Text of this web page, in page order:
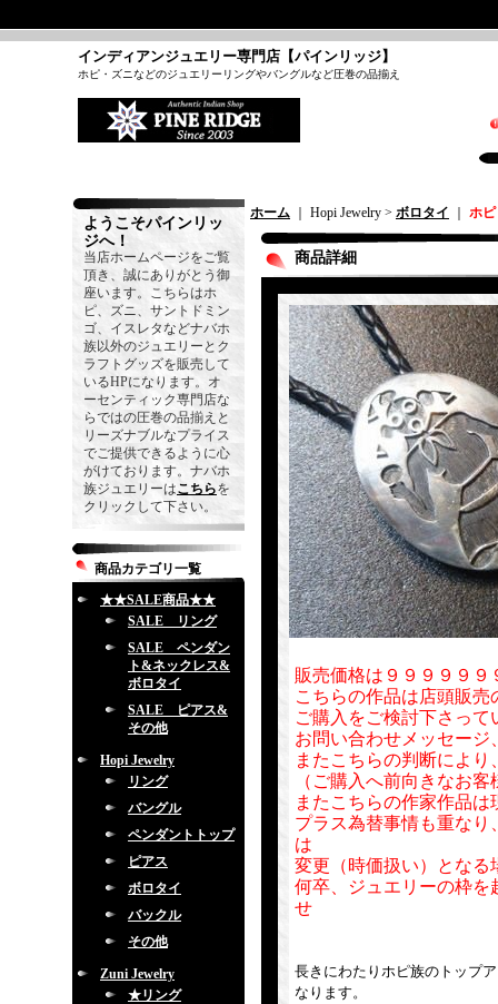
インディアンジュエリー専門店【パインリッジ】
ホピ・ズニなどのジュエリーリングやバングルなど圧巻の品揃え
ようこそパインリッ
ジへ！
当店ホームページをご覧
頂き、誠にありがとう御
座います。こちらはホ
ピ、ズニ、サントドミン
ゴ、イスレタなどナバホ
族以外のジュエリーとク
ラフトグッズを販売して
いるHPになります。オ
ーセンティック専門店な
らではの圧巻の品揃えと
リーズナブルなプライス
でご提供できるように心
がけております。ナバホ
族ジュエリーはこちらを
クリックして下さい。
商品カテゴリ一覧
★★SALE商品★★
SALE リング
SALE ペンダン
ト&ネックレス&
ボロタイ
SALE ピアス&
その他
Hopi Jewelry
リング
バングル
ペンダントトップ
ピアス
ボロタイ
バックル
その他
Zuni Jewelry
★リング
ホーム ｜ Hopi Jewelry > ボロタイ ホ
商品詳細
販売価格は９９９９９
こちらの作品は店頭販
ご購入をご検討下さっ
お問い合わせメッセー
またこちらの判断によ
（ご購入へ前向きなお
またこちらの作家作品
プラス為替事情も重な
は
変更（時価扱い）となる
何卒、ジュエリーの枠を
せ
長きにわたりホピ族のトップ
なります。